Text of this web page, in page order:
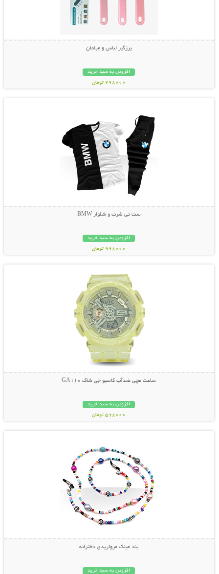
پرزگیر لباس و مبلمان
افزودن به سبد خرید
298000 تومان
نمایش توضیحات بیشتر
ست تی شرت و شلوار BMW
افزودن به سبد خرید
998000 تومان
نمایش توضیحات بیشتر
ساعت مچی ضدآب کاسیو جی شاک GA110
افزودن به سبد خرید
598000 تومان
نمایش توضیحات بیشتر
بند عینک مرواریدی دخترانه
افزودن به سبد خرید